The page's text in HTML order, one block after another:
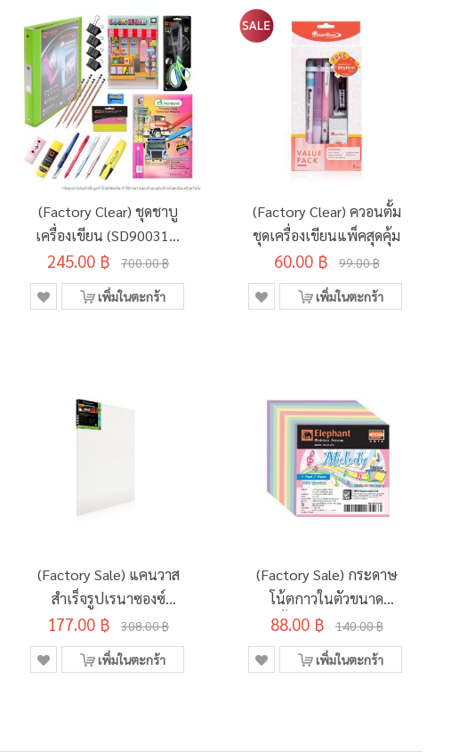
(Factory Clear) ชุดชาบู
เครื่องเขียน (SD900315)
คละสินค้า
245.00 ฿ 700.00 ฿
เพิ่มในตะกร้า
(Factory Clear) ควอนตั้ม
ชุดเครื่องเขียนแพ็คสุดคุ้ม
60.00 ฿ 99.00 ฿
เพิ่มในตะกร้า
(Factory Sale) แคนวาส
สำเร็จรูปเรนาซองซ์
450แกรม 40x50ซม.
177.00 ฿ 308.00 ฿
เพิ่มในตะกร้า
(Factory Sale) กระดาษ
โน้ตกาวในตัวขนาด
3x3นิ้ว 500แผ่น ตราช้าง
รุ่น Melody
88.00 ฿ 140.00 ฿
เพิ่มในตะกร้า